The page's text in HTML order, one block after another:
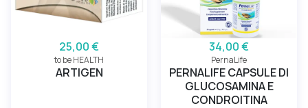
25,00 €
to be HEALTH
ARTIGEN
34,00 €
PernaLife
PERNALIFE CAPSULE DI
GLUCOSAMINA E
CONDROITINA